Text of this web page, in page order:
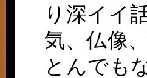
り深イイ
気、仏像
とんでも